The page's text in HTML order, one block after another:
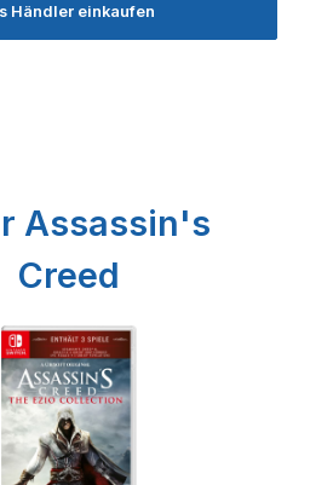
Händler einkaufen
Assassin's
Creed